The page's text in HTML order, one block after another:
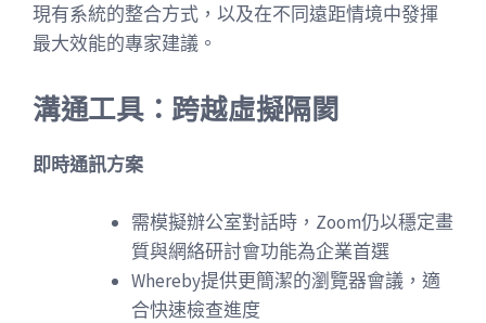
現有系統的整合方式，以及在不同遠距情境中發揮
最大效能的專家建議。
溝通工具：跨越虛擬隔閡
即時通訊方案
需模擬辦公室對話時，Zoom仍以穩定畫
質與網絡研討會功能為企業首選
Whereby提供更簡潔的瀏覽器會議，適
合快速檢查進度